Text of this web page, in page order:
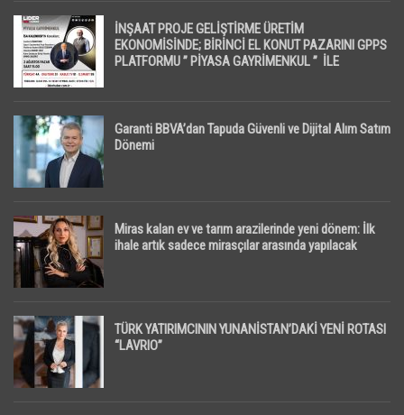
İNŞAAT PROJE GELİŞTİRME ÜRETİM
EKONOMİSİNDE; BİRİNCİ EL KONUT PAZARINI GPPS
PLATFORMU ” PİYASA GAYRİMENKUL ” İLE
Garanti BBVA’dan Tapuda Güvenli ve Dijital Alım Satım
Dönemi
Miras kalan ev ve tarım arazilerinde yeni dönem: İlk
ihale artık sadece mirasçılar arasında yapılacak
TÜRK YATIRIMCININ YUNANİSTAN’DAKİ YENİ ROTASI
“LAVRIO”